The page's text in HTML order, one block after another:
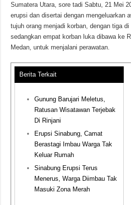
Sumatera Utara, sore tadi Sabtu, 21 Mei
erupsi dan disertai dengan mengeluarkan
tujuh orang menjadi korban, dengan tiga di
sedangkan empat korban luka dibawa ke
Medan, untuk menjalani perawatan.
Berita Terkait
Gunung Barujari Meletus,
Ratusan Wisatawan Terjebak
Di Rinjani
Erupsi Sinabung, Camat
Berastagi Imbau Warga Tak
Keluar Rumah
Sinabung Erupsi Terus
Menerus, Warga Diimbau Tak
Masuki Zona Merah